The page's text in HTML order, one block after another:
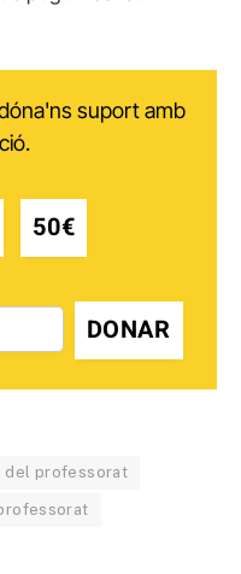
suport amb
50€
DONAR
del professorat